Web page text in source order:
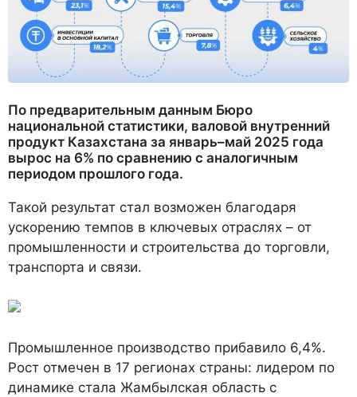
По предварительным данным Бюро
национальной статистики, валовой внутренний
продукт Казахстана за январь–май 2025 года
вырос на 6% по сравнению с аналогичным
периодом прошлого года.
Такой результат стал возможен благодаря
ускорению темпов в ключевых отраслях – от
промышленности и строительства до торговли,
транспорта и связи.
Промышленное производство прибавило 6,4%.
Рост отмечен в 17 регионах страны: лидером по
динамике стала Жамбылская область с